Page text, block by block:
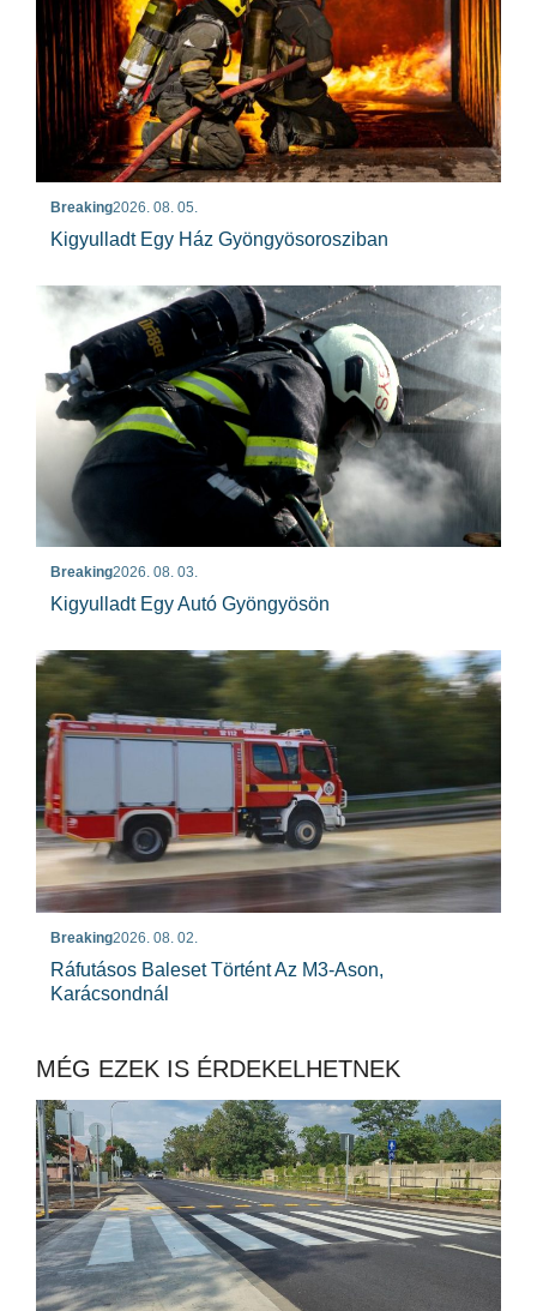
Breaking2026. 08. 05.
Kigyulladt Egy Ház Gyöngyösorosziban
Breaking2026. 08. 03.
Kigyulladt Egy Autó Gyöngyösön
Breaking2026. 08. 02.
Ráfutásos Baleset Történt Az M3-Ason,
Karácsondnál
MÉG EZEK IS ÉRDEKELHETNEK